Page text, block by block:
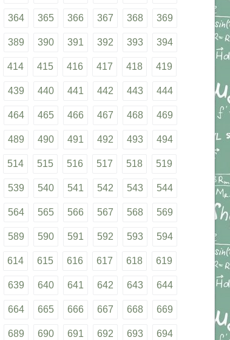
364 365 366 367 368 369
389 390 391 392 393 394
414 415 416 417 418 419
439 440 441 442 443 444
464 465 466 467 468 469
489 490 491 492 493 494
514 515 516 517 518 519
539 540 541 542 543 544
564 565 566 567 568 569
589 590 591 592 593 594
614 615 616 617 618 619
639 640 641 642 643 644
664 665 666 667 668 669
689 690 691 692 693 694